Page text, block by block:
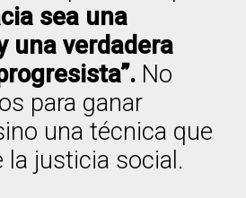
sea una
una verdadera
No
para ganar
una técnica que
la justicia social.